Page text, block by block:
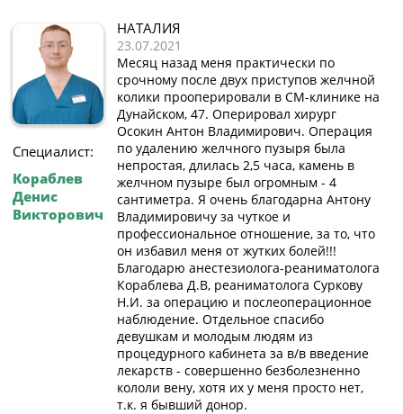
Специалист:
Кораблев
Денис
Викторович
НАТАЛИЯ
23.07.2021
Месяц назад меня практически по
срочному после двух приступов желчной
колики прооперировали в СМ-клинике на
Дунайском, 47. Оперировал хирург
Осокин Антон Владимирович. Операция
по удалению желчного пузыря была
непростая, длилась 2,5 часа, камень в
желчном пузыре был огромным - 4
сантиметра. Я очень благодарна Антону
Владимировичу за чуткое и
профессиональное отношение, за то, что
он избавил меня от жутких болей!!!
Благодарю анестезиолога-реаниматолога
Кораблева Д.В, реаниматолога Суркову
Н.И. за операцию и послеоперационное
наблюдение. Отдельное спасибо
девушкам и молодым людям из
процедурного кабинета за в/в введение
лекарств - совершенно безболезненно
кололи вену, хотя их у меня просто нет,
т.к. я бывший донор.